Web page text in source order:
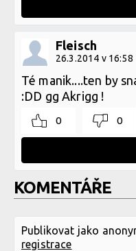
Fleisch
26.3.2014 v 16:58
Té manik....ten by
:DD gg Akrigg !
0 0
KOMENTÁŘE
Publikovat jako
registrace